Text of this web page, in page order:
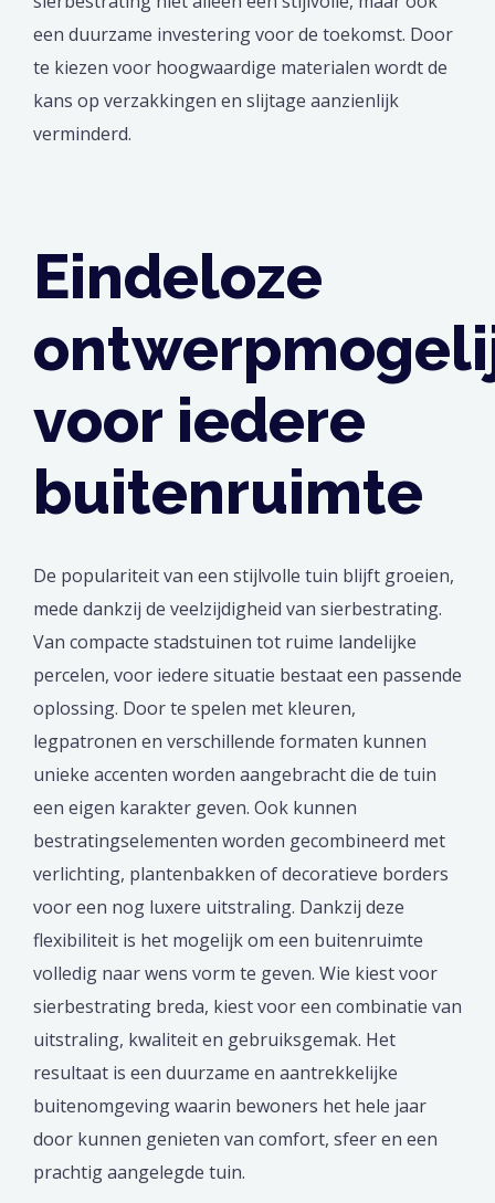
een duurzame investering voor de toekomst. Door
te kiezen voor hoogwaardige materialen wordt de
kans op verzakkingen en slijtage aanzienlijk
verminderd.
Eindeloze
voor iedere
buitenruimte
De populariteit van een stijlvolle tuin blijft groeien,
mede dankzij de veelzijdigheid van sierbestrating.
Van compacte stadstuinen tot ruime landelijke
percelen, voor iedere situatie bestaat een passende
oplossing. Door te spelen met kleuren,
legpatronen en verschillende formaten kunnen
unieke accenten worden aangebracht die de tuin
een eigen karakter geven. Ook kunnen
bestratingselementen worden gecombineerd met
verlichting, plantenbakken of decoratieve borders
voor een nog luxere uitstraling. Dankzij deze
flexibiliteit is het mogelijk om een buitenruimte
volledig naar wens vorm te geven. Wie kiest voor
sierbestrating breda, kiest voor een combinatie van
uitstraling, kwaliteit en gebruiksgemak. Het
resultaat is een duurzame en aantrekkelijke
buitenomgeving waarin bewoners het hele jaar
door kunnen genieten van comfort, sfeer en een
prachtig aangelegde tuin.